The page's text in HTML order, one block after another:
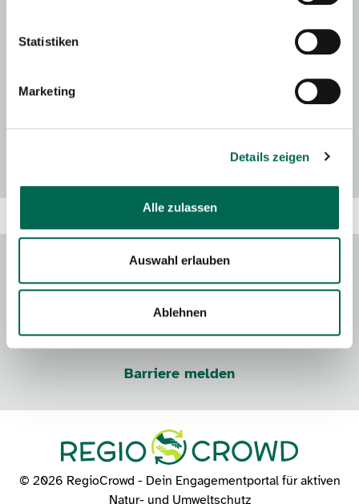
Statistiken
Marketing
Details zeigen
Alle zulassen
Auswahl erlauben
Ablehnen
Klicke den Namen deiner Region auf der Karte an, um
mehr über die Projekte und Aktivitäten in deiner Nähe zu
Impressum
Datenschutz
Nutzungsbedingungen
Erklärung zur Barrierefreiheit
Barriere melden
© 2026 RegioCrowd - Dein Engagementportal für aktiven
Natur- und Umweltschutz